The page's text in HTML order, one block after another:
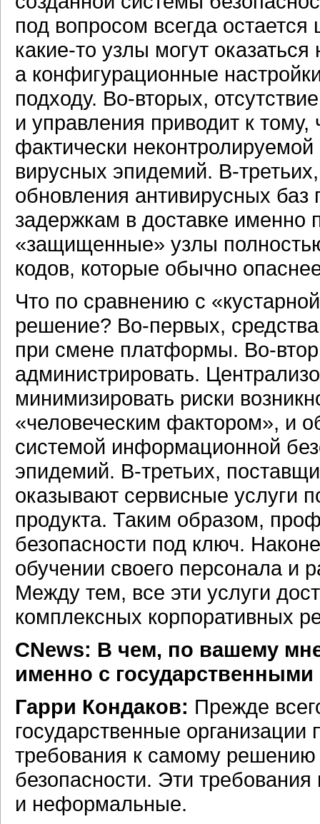
под вопросом всегда
какие-то узлы могут
а конфигурационные
подходу. Во-вторых,
и управления приводит к тому,
фактически
вирусных эпидемий. В-третьих,
обновления антивирусных
задержкам в доставке именно
«защищенные» узлы
кодов, которые обычно
Что по сравнению с
решение? Во-первых,
при смене платформы. Во-
администрировать.
минимизировать риски
«человеческим фактором», и
системой информационной
эпидемий. В-третьих,
оказывают сервисные услуги
продукта. Таким образом,
безопасности под ключ.
обучении своего персонала и
Между тем, все эти услуги
комплексных корпоративных
CNews: В чем, по вашему
именно с
Гарри Кондаков: Прежде
государственные
требования к самому
безопасности. Эти
и неформальные.